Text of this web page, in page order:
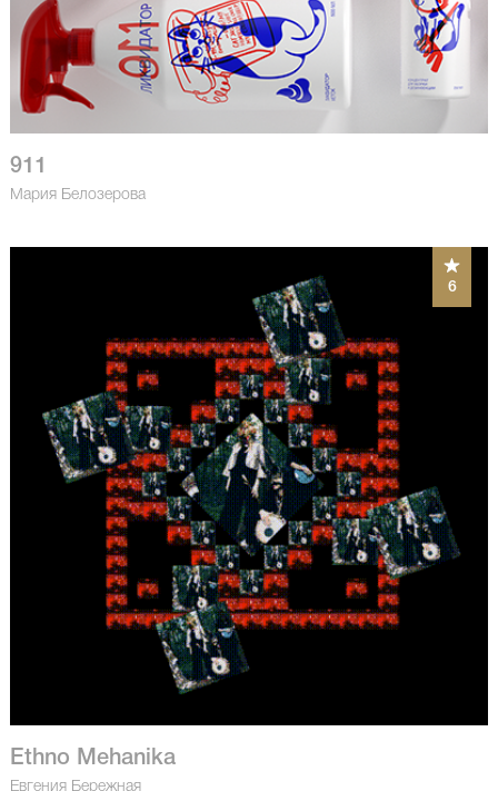
911
Мария Белозерова
6
Ethno Mehanika
Евгения Бережная